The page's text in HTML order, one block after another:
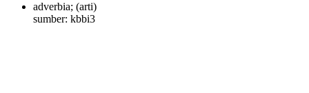
adverbia; (arti)
sumber: kbbi3